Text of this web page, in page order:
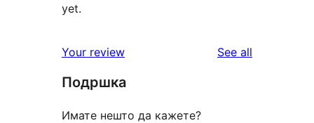
yet.
Your review See all
Подршка
Имате нешто да кажете?